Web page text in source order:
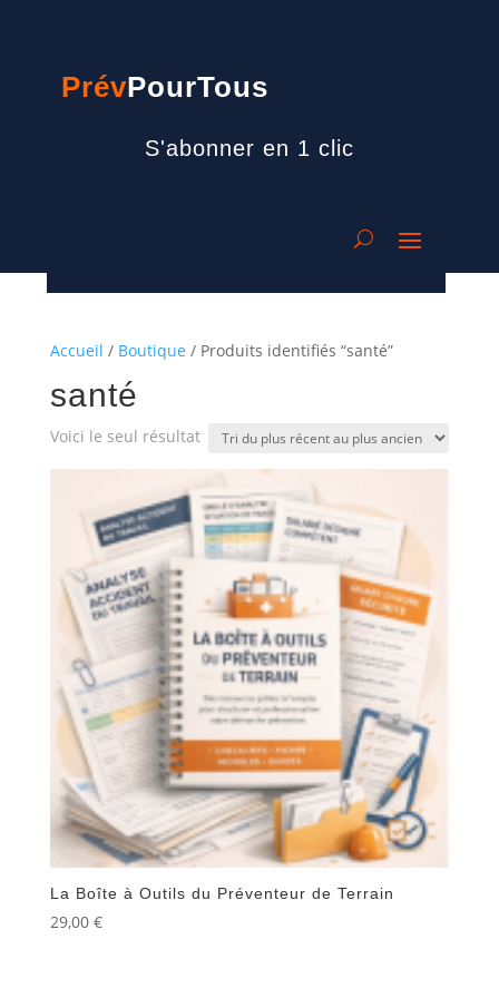
PrévPourTous
S'abonner en 1 clic
Accueil / Boutique / Produits identifiés “santé”
santé
Voici le seul résultat
La Boîte à Outils du Préventeur de Terrain
29,00 €